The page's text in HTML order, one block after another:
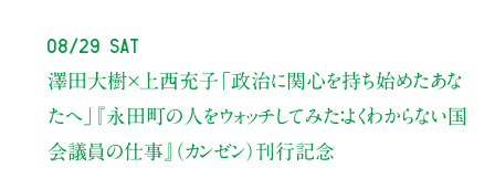
08/29 Sat
澤田大樹×上西充子 「政治に関心を持ち始めたあな
たへ」
『永田町の人をウォッチしてみた：よくわからない国
会議員の仕事』（カンゼン）刊行記念